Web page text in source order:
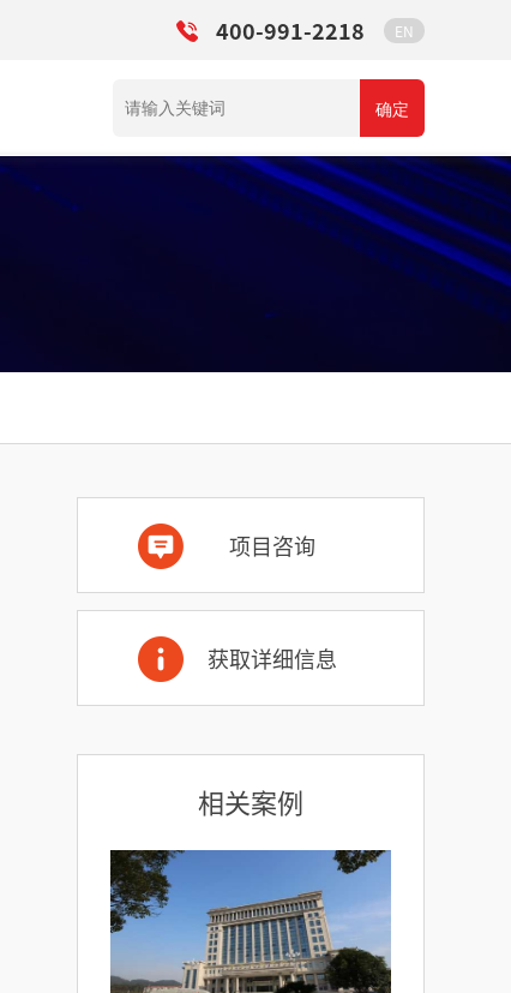
400-991-2218 EN
确定
项目咨询
获取详细信息
相关案例